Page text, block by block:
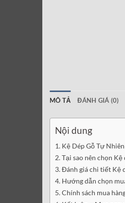
MÔ TẢ ĐÁNH GIÁ (0)
Nội dung
Kệ Dép Gỗ Tự
Tại sao nên chọn Kệ
Đánh giá chi tiết Kệ
Hướng dẫn chọn
Chính sách mua